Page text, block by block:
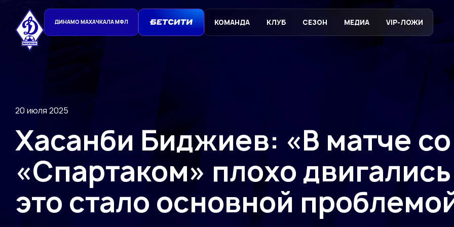
ДИНАМО МАХАЧКАЛА МФЛ КОМАНДА КЛУБ СЕЗОН МЕДИА VIP-ЛОЖИ
20 июля 2025
Хасанби Биджиев: «В матче со
«Спартаком» плохо
это стало основной